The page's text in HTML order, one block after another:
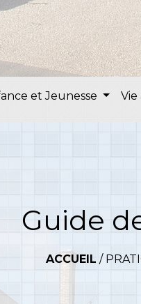
et Jeunesse Vie
Guide
ACCUEIL /